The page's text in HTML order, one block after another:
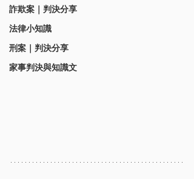
詐欺案｜判決分享
法律小知識
刑案｜判決分享
家事判決與知識文